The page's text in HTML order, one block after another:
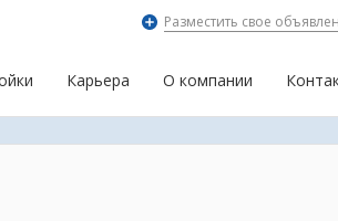
Разместить свое
Карьера О компании